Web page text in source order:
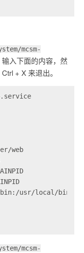
mcsm-
入下面的内容，然
+ X 来退出。
web
sbin:/usr/local/
mcsm-